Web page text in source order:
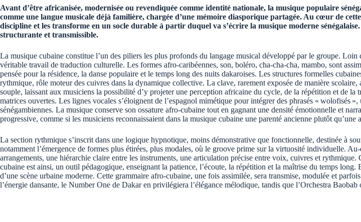
Avant d’être africanisée, modernisée ou revendiquée comme identité nationale, la musique populaire
comme une langue musicale déjà familière, chargée d’une mémoire diasporique partagée. Au cœur de
discipline et les transforme en un socle durable à partir duquel va s’écrire la musique moderne
structurante et transmissible.
La musique cubaine constitue l’un des piliers les plus profonds du langage musical développé par le groupe.
véritable travail de traduction culturelle. Les formes afro-caribéennes, son, boléro, cha-cha-cha, mambo, sont
pensée pour la résidence, la danse populaire et le temps long des nuits dakaroises. Les structures formelles
rythmique, rôle moteur des cuivres dans la dynamique collective. La clave, rarement exposée de manière
souple, laissant aux musiciens la possibilité d’y projeter une perception africaine du cycle, de la répétition et de la
matrices ouvertes. Les lignes vocales s’éloignent de l’espagnol mimétique pour intégrer des phrasés « wolofisés
sénégambiennes. La musique conserve son ossature afro-cubaine tout en gagnant une densité émotionnelle et
progressive, comme si les musiciens reconnaissaient dans la musique cubaine une parenté ancienne plutôt
La section rythmique s’inscrit dans une logique hypnotique, moins démonstrative que fonctionnelle, destinée à
notamment l’émergence de formes plus étirées, plus modales, où le groove prime sur la virtuosité individuelle.
arrangements, une hiérarchie claire entre les instruments, une articulation précise entre voix, cuivres et
cubaine est ainsi, un outil pédagogique, enseignant la patience, l’écoute, la répétition et la maîtrise du temps
d’une scène urbaine moderne. Cette grammaire afro-cubaine, une fois assimilée, sera transmise, modulée et
l’énergie dansante, le Number One de Dakar en privilégiera l’élégance mélodique, tandis que l’Orchestra